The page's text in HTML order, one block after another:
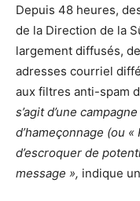
Depuis 48 heures,
de la Direction de la
largement diffusés,
adresses courriel
aux filtres anti-spam
s’agit d’une
d’hameçonnage (ou
d’escroquer de
message », indique